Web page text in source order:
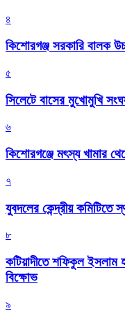
৪
কিশোরগঞ্জ সরকারি বালক
৫
সিলেটে বাসের মুখোমুখি
৬
কিশোরগঞ্জে মৎস্য খামার
৭
যুবদলের কেন্দ্রীয় কমিটিতে
৮
কটিয়াদীতে শফিকুল ইসলাম
বিক্ষোভ
৯